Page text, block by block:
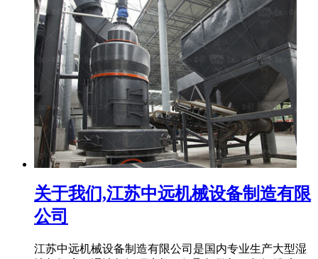
关于我们,江苏中远机械设备制造有限
公司
江苏中远机械设备制造有限公司是国内专业生产大型湿